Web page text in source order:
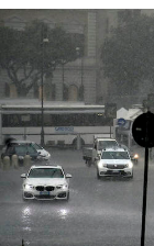
Economia
Sport
PODCAST
NEWSLETTER